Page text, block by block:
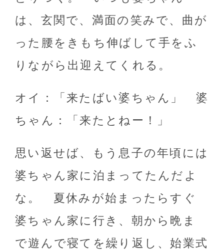
は、玄関で、満面の笑みで、曲が
った腰をきもち伸ばして手をふ
りながら出迎えてくれる。
オイ：「来たばい婆ちゃん」 婆
ちゃん：「来たとねー！」
思い返せば、もう息子の年頃には
婆ちゃん家に泊まってたんだよ
な。 夏休みが始まったらすぐ
婆ちゃん家に行き、朝から晩ま
で遊んで寝てを繰り返し、始業式